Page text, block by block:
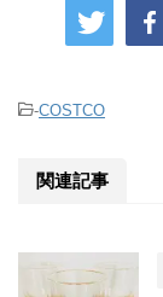
-COSTCO
関連記事